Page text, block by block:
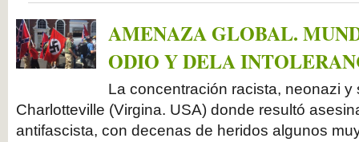
AMENAZA GLOBAL.
ODIO Y DELA
La concentración racista, neonazi y
Charlotteville (Virgina. USA) donde resultó
antifascista, con decenas de heridos algunos